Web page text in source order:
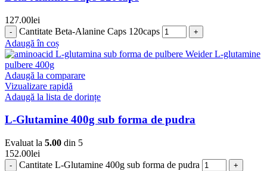
127.00lei
Cantitate Beta-Alanine Caps 120caps
Adaugă în coș
Adaugă la comparare
Vizualizare rapidă
Adaugă la lista de dorințe
L-Glutamine 400g sub forma de pudra
Evaluat la 5.00 din 5
152.00lei
Cantitate L-Glutamine 400g sub forma de pudra